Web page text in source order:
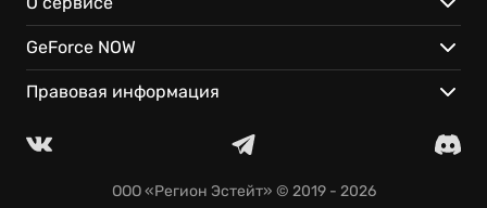
GeForce NOW
Правовая информация
ООО «Регион Эстейт» © 2019 - 2026